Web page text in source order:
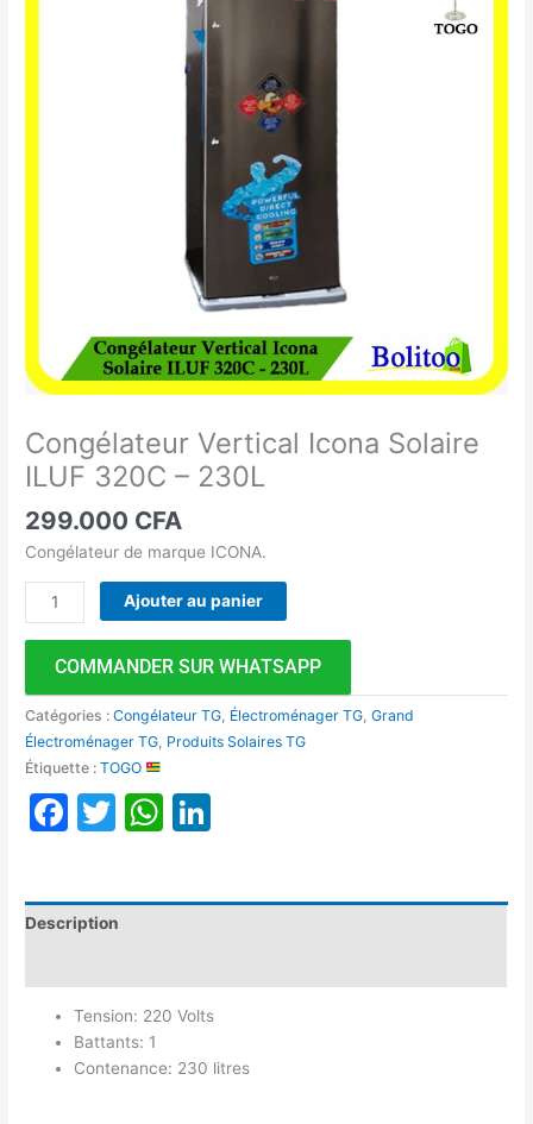
Congélateur Vertical Icona Solaire
ILUF 320C – 230L
299.000 CFA
Congélateur de marque ICONA.
Ajouter au panier
COMMANDER SUR WHATSAPP
Catégories :Congélateur TG Électroménager TG ,Grand
Électroménager TG Produits Solaires TG
Étiquette :TOGO
Facebook
TwitterWhatsApp
Description
Tension: 220 Volts
Battants: 1
Contenance: 230 litres